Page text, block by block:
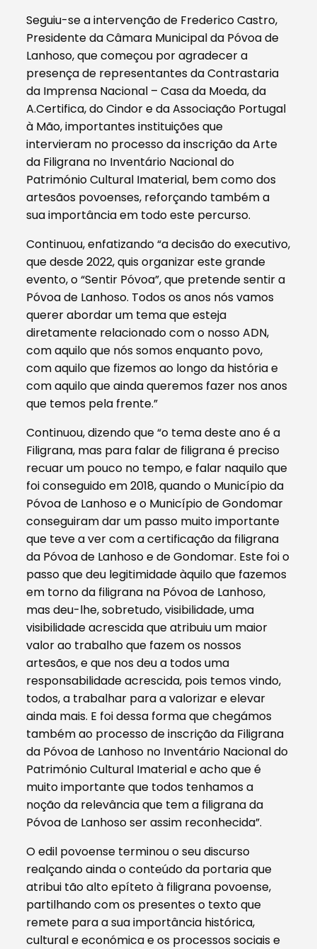
Seguiu-se a intervenção de Frederico Castro,
Presidente da Câmara Municipal da Póvoa de
Lanhoso, que começou por agradecer a
presença de representantes da Contrastaria
da Imprensa Nacional – Casa da Moeda, da
A.Certifica, do Cindor e da Associação Portugal
à Mão, importantes instituições que
intervieram no processo da inscrição da Arte
da Filigrana no Inventário Nacional do
Património Cultural Imaterial, bem como dos
artesãos povoenses, reforçando também a
sua importância em todo este percurso.
Continuou, enfatizando “a decisão do executivo,
que desde 2022, quis organizar este grande
evento, o “Sentir Póvoa”, que pretende sentir a
Póvoa de Lanhoso. Todos os anos nós vamos
querer abordar um tema que esteja
diretamente relacionado com o nosso ADN,
com aquilo que nós somos enquanto povo,
com aquilo que fizemos ao longo da história e
com aquilo que ainda queremos fazer nos anos
que temos pela frente.”
Continuou, dizendo que “o tema deste ano é a
Filigrana, mas para falar de filigrana é preciso
recuar um pouco no tempo, e falar naquilo que
foi conseguido em 2018, quando o Município da
Póvoa de Lanhoso e o Município de Gondomar
conseguiram dar um passo muito importante
que teve a ver com a certificação da filigrana
da Póvoa de Lanhoso e de Gondomar. Este foi o
passo que deu legitimidade àquilo que fazemos
em torno da filigrana na Póvoa de Lanhoso,
mas deu-lhe, sobretudo, visibilidade, uma
visibilidade acrescida que atribuiu um maior
valor ao trabalho que fazem os nossos
artesãos, e que nos deu a todos uma
responsabilidade acrescida, pois temos vindo,
todos, a trabalhar para a valorizar e elevar
ainda mais. E foi dessa forma que chegámos
também ao processo de inscrição da Filigrana
da Póvoa de Lanhoso no Inventário Nacional do
Património Cultural Imaterial e acho que é
muito importante que todos tenhamos a
noção da relevância que tem a filigrana da
Póvoa de Lanhoso ser assim reconhecida”.
O edil povoense terminou o seu discurso
realçando ainda o conteúdo da portaria que
atribui tão alto epíteto à filigrana povoense,
partilhando com os presentes o texto que
remete para a sua importância histórica,
cultural e económica e os processos sociais e